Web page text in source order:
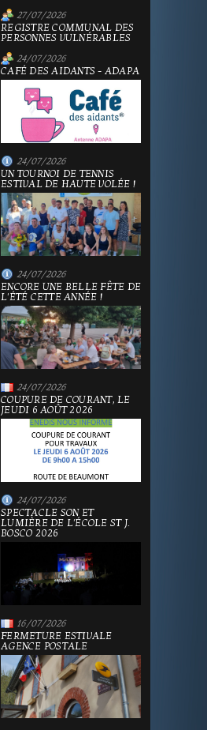
27/07/2026
REGISTRE COMMUNAL DES
PERSONNES VULNÉRABLES
24/07/2026
CAFÉ DES AIDANTS - ADAPA
24/07/2026
UN TOURNOI DE TENNIS
ESTIVAL DE HAUTE VOLÉE !
24/07/2026
ENCORE UNE BELLE FÊTE DE
L'ÉTÉ CETTE ANNÉE !
24/07/2026
COUPURE DE COURANT, LE
JEUDI 6 AOÛT 2026
24/07/2026
SPECTACLE SON ET
LUMIÈRE DE L'ÉCOLE ST J.
BOSCO 2026
16/07/2026
FERMETURE ESTIVALE
AGENCE POSTALE